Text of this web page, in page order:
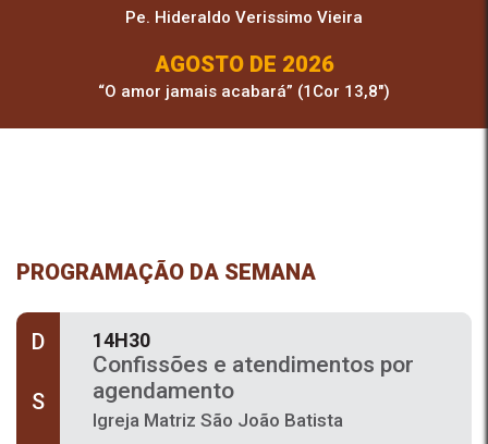
Pe. Hideraldo Verissimo Vieira
AGOSTO DE 2026
“O amor jamais acabará” (1Cor 13,8″)
PROGRAMAÇÃO DA SEMANA
D
S
14H30
Confissões e atendimentos por
agendamento
Igreja Matriz São João Batista